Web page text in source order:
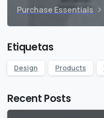
Purchase Essentials
Etiquetas
Design Products
Recent Posts